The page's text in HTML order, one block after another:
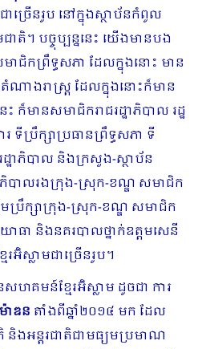
ច្រើនរូប នៅក្នុងស្ថាប័នកំពូល
តិ។ បច្ចុប្បន្ននេះ យើងមានបង
ាជិកព្រឹទ្ធសភា ដែលក្នុងនោះ មាន
ណាងរាស្ត្រ ដែលក្នុងនោះក៏មាន
ក៏​មានសមា​ជិករាជរដ្ឋាភិបាល រដ្ឋ
ទីប្រឹក្សាប្រធានព្រឹទ្ធសភា ទី
រដ្ឋាភិបាល និងក្រសួង-ស្ថាប័ន
ភិបាលរងក្រុង-ស្រុក-ខណ្ឌ សមាជិក
មប្រឹក្សាក្រុង-ស្រុក-ខណ្ឌ សមាជិក
ោធា និងនគរបាលថ្នាក់ឧត្តមសេនី​​
អ៊ិស្លាមជាច្រើនរូប។
សហគមន៍ខ្មែរអ៊ិស្លាម ដូចជា ការ​
ា​ឌន តាំងពីឆ្នាំ២០១៤ មក ដែល
និងអន្តរជាតិជាមធ្យមប្រមាណ